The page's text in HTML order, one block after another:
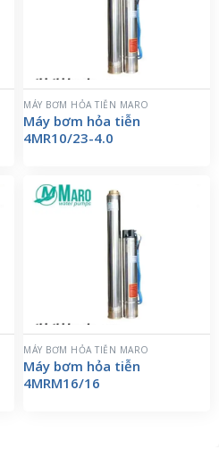
MÁY BƠM HỎA TIỄN MARO
Máy bơm hỏa tiễn
4MR10/23-4.0
MÁY BƠM HỎA TIỄN MARO
Máy bơm hỏa tiễn
4MRM16/16